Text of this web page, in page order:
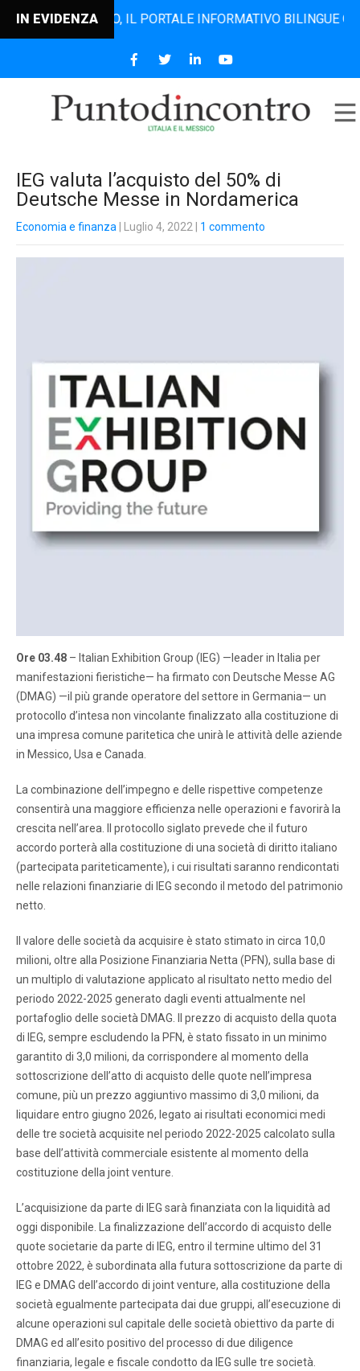
IN EVIDENZAIL PORTALE INFORMATIVO BILINGUE CHE
IEG valuta l’acquisto del 50% di
Deutsche Messe in Nordamerica
Economia e finanza | Luglio 4, 2022 1 commento
Ore 03.48 – Italian Exhibition Group (IEG) —leader in Italia per
manifestazioni fieristiche— ha firmato con Deutsche Messe AG
(DMAG) —il più grande operatore del settore in Germania— un
protocollo d’intesa non vincolante finalizzato alla costituzione di
una impresa comune paritetica che unirà le attività delle aziende
in Messico, Usa e Canada.
La combinazione dell’impegno e delle rispettive competenze
consentirà una maggiore efficienza nelle operazioni e favorirà la
crescita nell’area. Il protocollo siglato prevede che il futuro
accordo porterà alla costituzione di una società di diritto italiano
(partecipata pariteticamente), i cui risultati saranno rendicontati
nelle relazioni finanziarie di IEG secondo il metodo del patrimonio
netto.
Il valore delle società da acquisire è stato stimato in circa 10,0
milioni, oltre alla Posizione Finanziaria Netta (PFN), sulla base di
un multiplo di valutazione applicato al risultato netto medio del
periodo 2022-2025 generato dagli eventi attualmente nel
portafoglio delle società DMAG. Il prezzo di acquisto della quota
di IEG, sempre escludendo la PFN, è stato fissato in un minimo
garantito di 3,0 milioni, da corrispondere al momento della
sottoscrizione dell’atto di acquisto delle quote nell’impresa
comune, più un prezzo aggiuntivo massimo di 3,0 milioni, da
liquidare entro giugno 2026, legato ai risultati economici medi
delle tre società acquisite nel periodo 2022-2025 calcolato sulla
base dell’attività commerciale esistente al momento della
costituzione della joint venture.
L’acquisizione da parte di IEG sarà finanziata con la liquidità ad
oggi disponibile. La finalizzazione dell’accordo di acquisto delle
quote societarie da parte di IEG, entro il termine ultimo del 31
ottobre 2022, è subordinata alla futura sottoscrizione da parte di
IEG e DMAG dell’accordo di joint venture, alla costituzione della
società egualmente partecipata dai due gruppi, all’esecuzione di
alcune operazioni sul capitale delle società obiettivo da parte di
DMAG ed all’esito positivo del processo di due diligence
finanziaria, legale e fiscale condotto da IEG sulle tre società.